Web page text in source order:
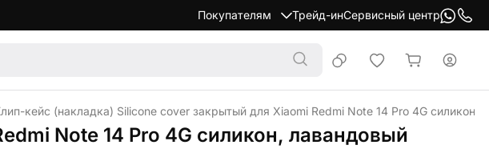
Покупателям Трейд-инСервисный центр
кейс (накладка) Silicone cover закрытый для Xiaomi Redmi Note 14 Pro 4G силикон,
Note 14 Pro 4G силикон, лавандовый